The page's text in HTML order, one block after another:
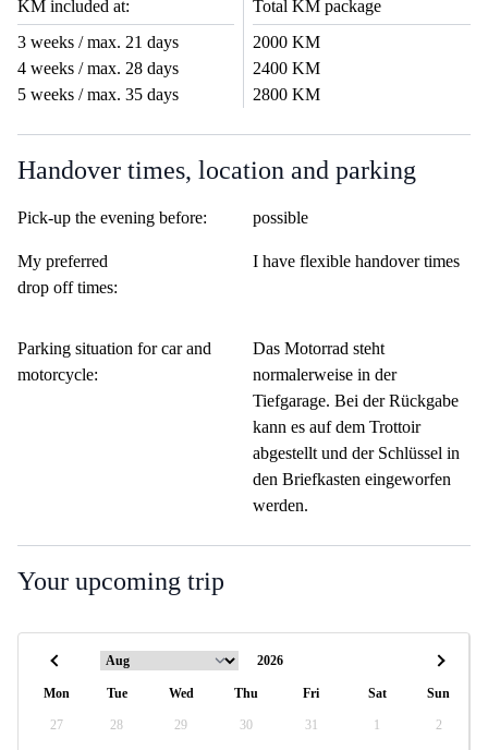
KM included at:
Total KM package
3 weeks / max. 21 days
2000 KM
4 weeks / max. 28 days
2400 KM
5 weeks / max. 35 days
2800 KM
Handover times, location and parking
Pick-up the evening before: possible
My preferred
drop off times:
I have flexible handover times
Parking situation for car and
motorcycle:
Das Motorrad steht
normalerweise in der
Tiefgarage. Bei der Rückgabe
kann es auf dem Trottoir
abgestellt und der Schlüssel in
den Briefkasten eingeworfen
werden.
Your upcoming trip
Mon Tue Wed Thu Fri Sat Sun
27 28 29 30 31 1 2